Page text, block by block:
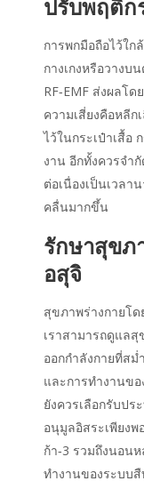
ปรับพฤติก
การพกมือถือไว้ใก
กางเกงหรือวางบ
RF‑EMF ส่งผลโ
ความเสี่ยงคือหลีก
ไว้ในกระเป๋าเสื้อ
งาน อีกทั้งควรจำ
ต่อเนื่องเป็นเวลา
คลื่นมากขึ้น
รักษาสุขภ
อสุจิ
สุขภาพร่างกายโ
เราสามารถดูแลสุ
ออกกำลังกายที่สม่
และการทำงานขอ
ยังควรเลือกรับป
อนุมูลอิสระเพียงพ
ก้า‑3 รวมถึงนอน
ทำงานของระบบ